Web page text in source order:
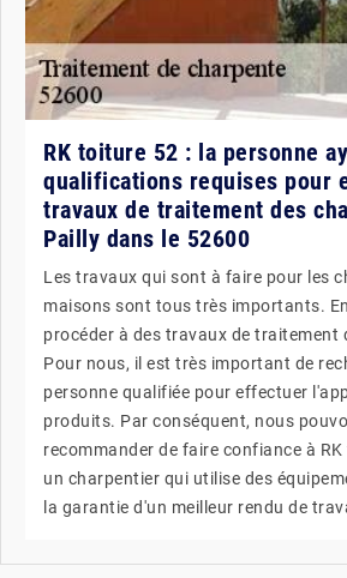
RK toiture 52 : la personne
qualifications requises pour
travaux de traitement des
Pailly dans le 52600
Les travaux qui sont à faire pour les
maisons sont tous très importants.
procéder à des travaux de traitement
Pour nous, il est très important de
personne qualifiée pour effectuer
produits. Par conséquent, nous
recommander de faire confiance à
un charpentier qui utilise des
la garantie d'un meilleur rendu de